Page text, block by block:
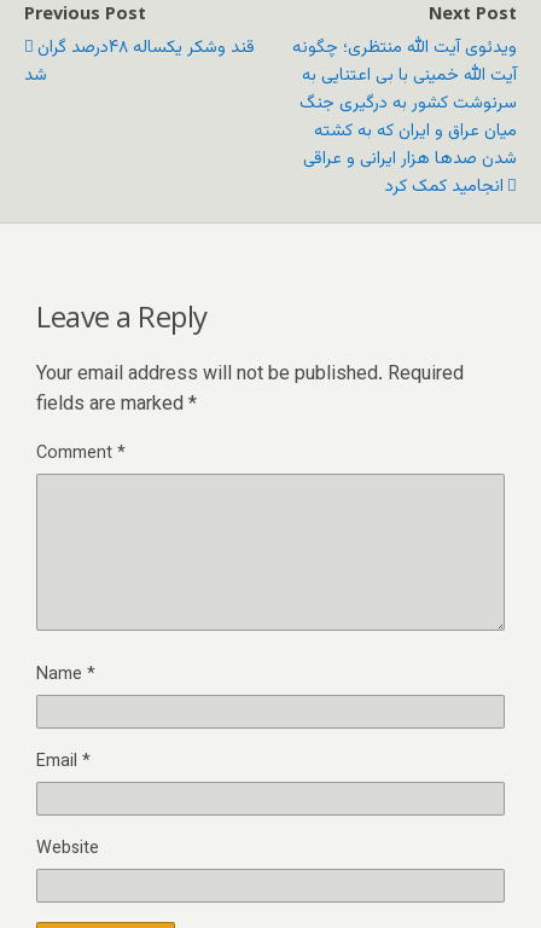
Previous Post
قند وشکر یکساله ۴۸درصد گران
شد
Next Post
ویدئوی آیت الله منتظری؛ چگونه
آیت الله خمینی با بی اعتنایی به
سرنوشت کشور به درگیری جنگ
میان عراق و ایران که به کشته
شدن صدها هزار ایرانی و عراقی
انجامید کمک کرد
Leave a Reply
Your email address will not be published. Required
fields are marked *
Comment*
Name *
Email *
Website